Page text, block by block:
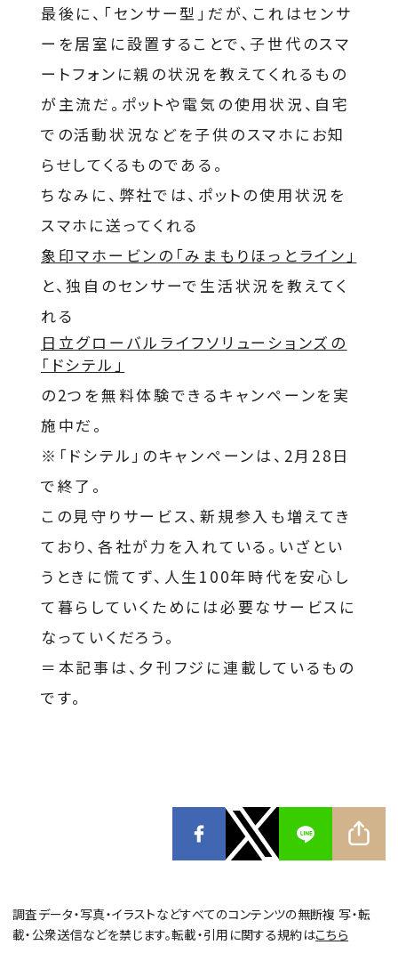
最後に、「センサー型」だが、これはセンサ
ーを居室に設置することで、子世代のスマ
ートフォンに親の状況を教えてくれるもの
が主流だ。ポットや電気の使用状況、自宅
での活動状況などを子供のスマホにお知
らせしてくるものである。
ちなみに、弊社では、ポットの使用状況を
スマホに送ってくれる
象印マホービンの「みまもりほっとライン」
と、独自のセンサーで生活状況を教えてく
れる
日立グローバルライフソリューションズの
「ドシテル」
の2つを無料体験できるキャンペーンを実
施中だ。
※「ドシテル」のキャンペーンは、2月28日
で終了。
この見守りサービス、新規参入も増えてき
ており、各社が力を入れている。いざとい
うときに慌てず、人生100年時代を安心し
て暮らしていくためには必要なサービスに
なっていくだろう。
＝本記事は、夕刊フジに連載しているもの
です。
調査データ・写真・イラストなどすべてのコンテンツの無断複 写・転
載・公衆送信などを禁じます。転載・引用に関する規約はこちら